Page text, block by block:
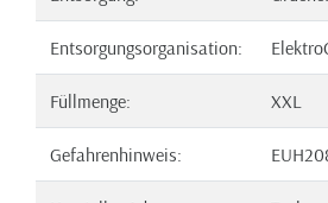
Entsorgungsorganisation:
Füllmenge: XXL
Gefahrenhinweis: